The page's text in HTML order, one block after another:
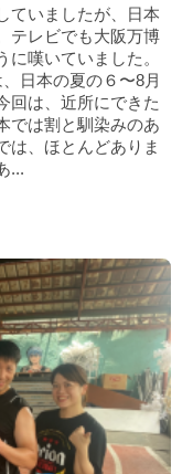
ていましたが、日本
テレビでも大阪万博
嘆いていました。
日本の夏の６〜8月
回は、近所にできた
では割と馴染みのあ
は、ほとんどありま
...